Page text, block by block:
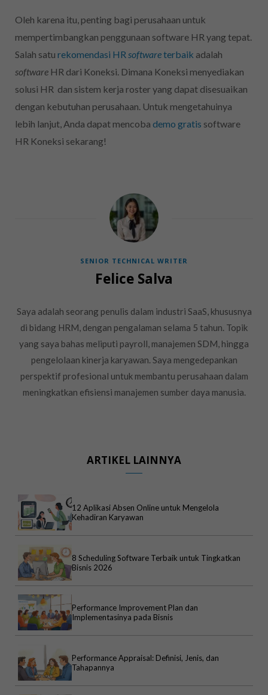
Oleh karena itu, penting bagi perusahaan untuk
mempertimbangkan penggunaan software HR yang tepat.
Salah satu rekomendasi HR softwareterbaik adalah
software HR dari Koneksi. Dimana Koneksi menyediakan
solusi HR dan sistem kerja roster yang dapat disesuaikan
dengan kebutuhan perusahaan. Untuk mengetahuinya
lebih lanjut, Anda dapat mencoba demo gratis software
HR Koneksi sekarang!
SENIOR TECHNICAL WRITER
Felice Salva
Saya adalah seorang penulis dalam industri SaaS, khususnya
di bidang HRM, dengan pengalaman selama 5 tahun. Topik
yang saya bahas meliputi payroll, manajemen SDM, hingga
pengelolaan kinerja karyawan. Saya mengedepankan
perspektif profesional untuk membantu perusahaan dalam
meningkatkan efisiensi manajemen sumber daya manusia.
ARTIKEL LAINNYA
12 Aplikasi Absen Online untuk Mengelola
Kehadiran Karyawan
8 Scheduling Software Terbaik untuk Tingkatkan
Bisnis 2026
Performance Improvement Plan dan
Implementasinya pada Bisnis
Performance Appraisal: Definisi, Jenis, dan
Tahapannya